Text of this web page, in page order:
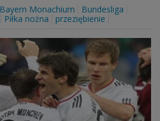
Bayern Monachium
Bundesliga
Piłka nożna przeziębienie